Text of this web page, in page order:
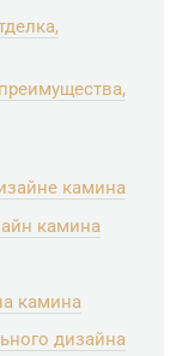
камина
камина
камина
дизайна